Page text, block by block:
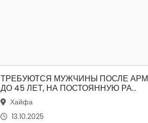
ТРЕБУЮТСЯ МУЖЧИНЫ ПОСЛЕ
ДО 45 ЛЕТ, НА ПОСТОЯННУЮ РА...
Хайфа
13.10.2025